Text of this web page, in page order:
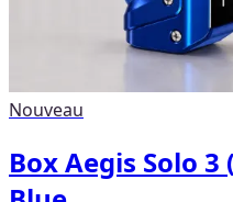
Nouveau
Box Aegis Solo 3